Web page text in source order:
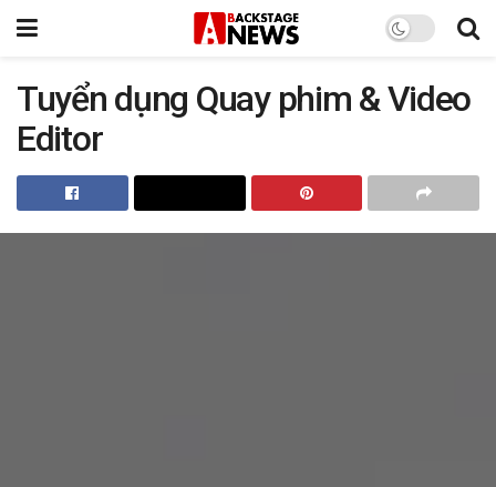
Tuyển dụng Quay phim & Video
Editor